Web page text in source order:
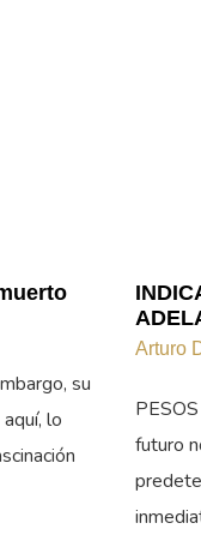
su
lo
Arturo
futuro